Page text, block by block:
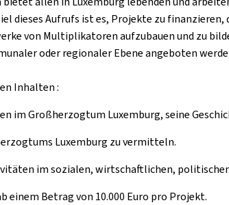
Aufrufs ist es, Projekte zu
von Multiplikatoren aufzubauen und zu
oder regionaler Ebene angeboten
Inhalten :
im Großherzogtum Luxemburg, seine
Luxemburg zu vermitteln.
im sozialen, wirtschaftlichen,
einem Betrag von 10.000 Euro pro Projekt.